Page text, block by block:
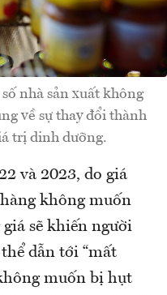
nhà sản xuất không
về sự thay đổi thành
trị dinh dưỡng.
và 2023, do giá
không muốn
sẽ khiến người
dẫn tới “mất
muốn bị hụt